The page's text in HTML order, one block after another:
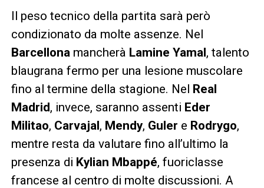
Il peso tecnico della partita sarà però
condizionato da molte assenze. Nel
Barcellona mancherà Lamine Yamal, talento
blaugrana fermo per una lesione muscolare
fino al termine della stagione. Nel Real
Madrid, invece, saranno assenti Eder
Militao, Carvajal, Mendy, Guler e Rodrygo,
mentre resta da valutare fino all’ultimo la
presenza di Kylian Mbappé, fuoriclasse
francese al centro di molte discussioni. A